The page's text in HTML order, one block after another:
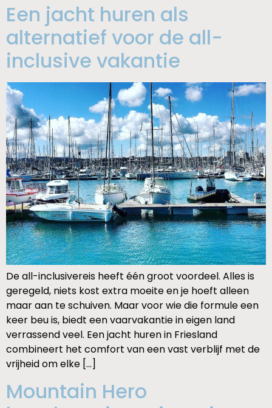
Een jacht huren als
alternatief voor de all-
inclusive vakantie
De all-inclusivereis heeft één groot voordeel. Alles is
geregeld, niets kost extra moeite en je hoeft alleen
maar aan te schuiven. Maar voor wie die formule een
keer beu is, biedt een vaarvakantie in eigen land
verrassend veel. Een jacht huren in Friesland
combineert het comfort van een vast verblijf met de
vrijheid om elke […]
Mountain Hero